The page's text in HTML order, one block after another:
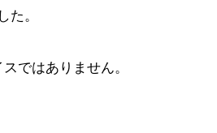
た。
ではありません。